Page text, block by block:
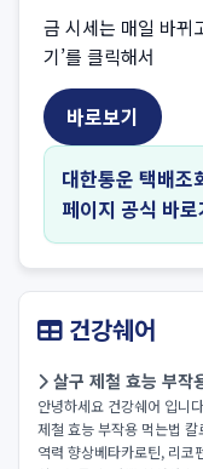
금 시세는 매일 바뀌
기’를 클릭해서
바로보기
대한통운 택배조
페이지 공식 바로
건강쉐어
살구 제철 효능 부작
안녕하세요 건강쉐어 입니
제철 효능 부작용 먹는법
역력 향상베타카로틴, 리코